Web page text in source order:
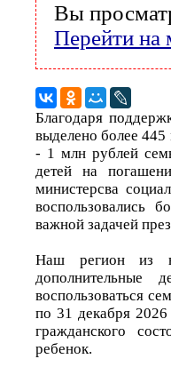
Вы
Перейти на
Благодаря
выделено более
- 1 млн рублей
детей на
министерсва
воспользовались
важной задачей
Наш регион из
дополнительные
воспользоваться
по 31 декабря 2026
гражданского
ребенок.